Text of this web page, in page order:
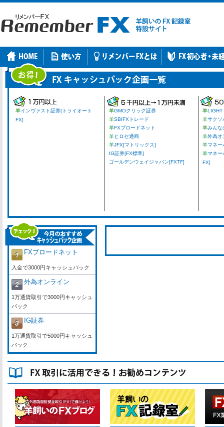
羊インヴァスト証券[トライオート
FX]
羊GMOクリック証券
羊SBIFXトレード
羊FXブロードネット
羊ヒロセ通商
羊JFX[マトリックス]
IG証券[FX標準]
ゴールデンウェイジャパン[FXTF]
羊LIGHT
羊サクソ
羊みんな
羊外為オ
羊マネー
羊マネー
FX]
FXブロードネット
入金で3000円キャッシュバック
外為オンライン
1万通貨取引で3000円キャッシュ
バック
IG証券
1万通貨取引で5000円キャッシュ
バック